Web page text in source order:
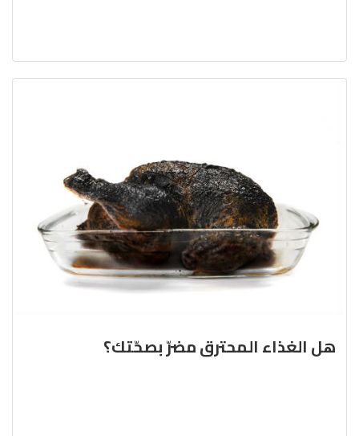
هل الغذاء المحترق مضرّ بصحّتك؟